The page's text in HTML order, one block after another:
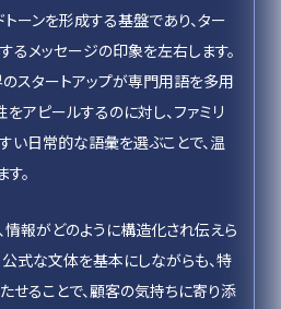
トーンを形成する基盤であり、ター
るメッセージの印象を左右します。
スタートアップが専門用語を多用
アピールするのに対し、ファミリ
い日常的な語彙を選ぶことで、温
。
報がどのように構造化され伝えら
式な文体を基本にしながらも、特
ることで、顧客の気持ちに寄り添